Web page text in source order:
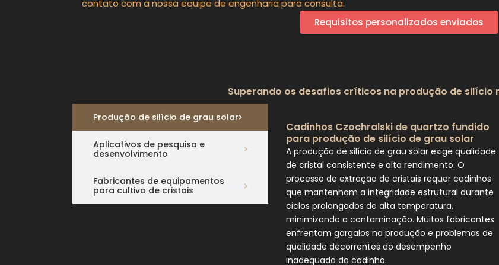
contato com a nossa equipe de engenharia para consulta.
Requisitos personalizados enviados
Superando os desafios críticos na produção de silício
Produção de silício de grau solar
Aplicativos de pesquisa e
desenvolvimento
Fabricantes de equipamentos
para cultivo de cristais
Cadinhos Czochralski de quartzo fundido
para produção de silício de grau solar
A produção de silício de grau solar exige qualidade
de cristal consistente e alto rendimento. O
processo de extração de cristais requer cadinhos
que mantenham a integridade estrutural durante
ciclos prolongados de alta temperatura,
minimizando a contaminação. Muitos fabricantes
enfrentam gargalos na produção e problemas de
qualidade decorrentes do desempenho
inadequado do cadinho.